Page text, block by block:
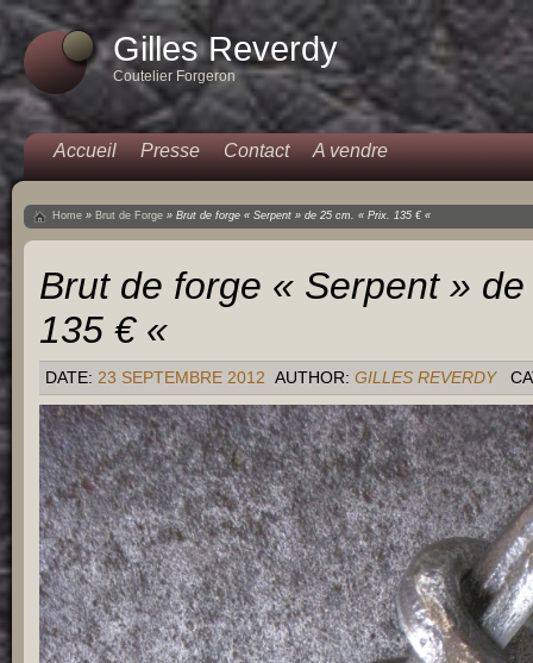
Gilles Reverdy
Coutelier Forgeron
Accueil Presse Contact A vendre
Home » Brut de Forge » Brut de forge « Serpent » de 25 cm. « Prix. 135 € «
Brut de forge « Serpent »
135 € «
DATE: 23 SEPTEMBRE 2012 AUTHOR: GILLES REVERDY